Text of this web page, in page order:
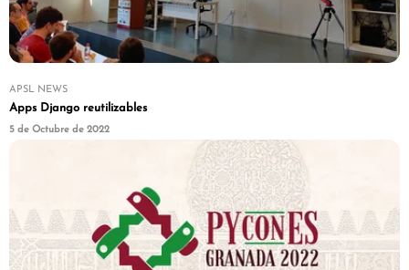
APSL NEWS
Apps Django reutilizables
5 de Octubre de 2022